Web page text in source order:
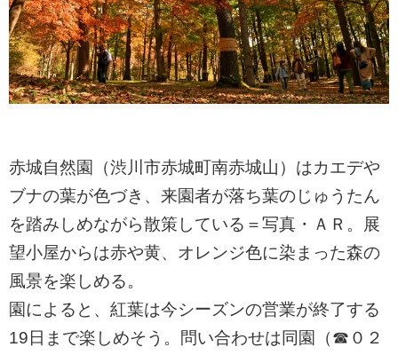
赤城自然園（渋川市赤城町南赤城山）はカエデや
ブナの葉が色づき、来園者が落ち葉のじゅうたん
を踏みしめながら散策している＝写真・ＡＲ。展
望小屋からは赤や黄、オレンジ色に染まった森の
風景を楽しめる。
園によると、紅葉は今シーズンの営業が終了する
19日まで楽しめそう。問い合わせは同園（☎０２